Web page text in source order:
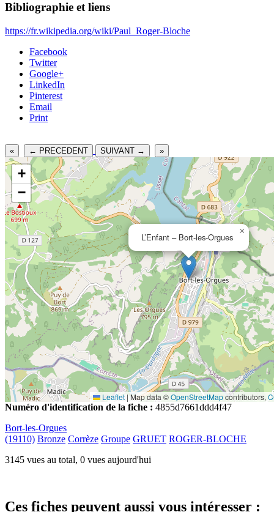
Bibliographie et liens
https://fr.wikipedia.org/wiki/Paul_Roger-Bloche
Facebook
Twitter
Google+
LinkedIn
Pinterest
Email
Print
« ← PRECEDENT SUIVANT → »
L’Enfant – Bort-les-Orgues
×
+
−
Leaflet |Map data ©OpenStreetMapcontributors,
Numéro d'identification de la fiche : 4855d7661ddd4f47
Bort-les-Orgues
(19110) Bronze Corrèze Groupe GRUET ROGER-BLOCHE
3145 vues au total, 0 vues aujourd'hui
Ces fiches peuvent aussi vous intéresser :